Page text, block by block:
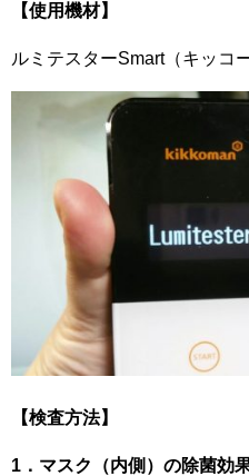
【使用機材】
ルミテスターSmart（キッコ
【検査方法】
1．マスク（内側）の除菌効